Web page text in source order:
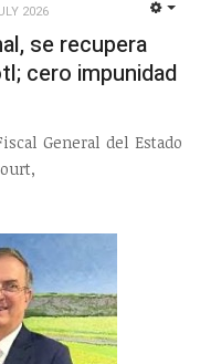
2026
se recupera
cero impunidad
General del Estado